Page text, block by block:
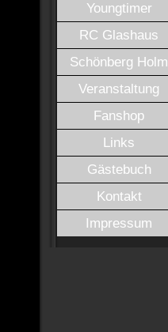
Youngtimer
RC Glashaus
Schönberg Holm
Veranstaltung
Fanshop
Links
Gästebuch
Kontakt
Impressum